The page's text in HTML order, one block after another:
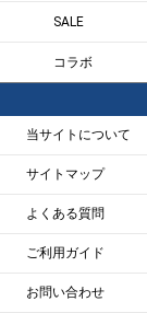
SALE
コラボ
当サイトについて
サイトマップ
よくある質問
ご利用ガイド
お問い合わせ